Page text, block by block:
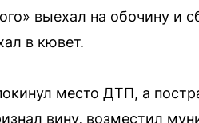
выехал на обочину и
в кювет.
место ДТП, а
вину, возместил